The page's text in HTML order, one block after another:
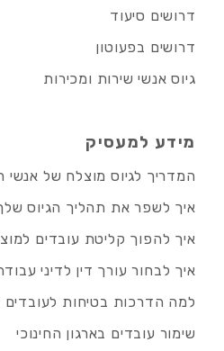
דרושים סיעוד
דרושים בפעוטון
גיוס אנשי שירות ומכירות
מידע למעסיק
המדריך לגיוס מוצלח של אנשי
איך לשפר את תהליך הגיוס
איך להפוך קליטת עובדים
איך לבחור עורך דין לדיני
למה הדרכות בטיחות לעובדים
שימור עובדים בארגון החינוכי